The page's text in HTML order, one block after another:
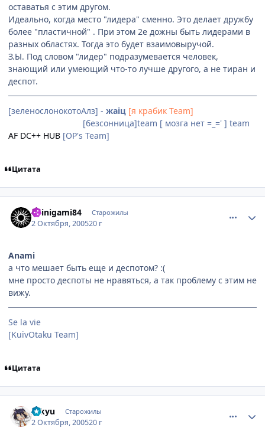
оставатья с этим другом.
Идеально, когда место "лидера" сменно. Это делает дружбу
более "пластичной" . При этом 2е дожны быть лидерами в
разных областях. Тогда это будет взаимовыручой.
З.Ы. Под словом "лидер" подразумевается человек,
знающий или умеющий что-то лучше другого, а не тиран и
деспот.
[зеленослонокотоАлз] - жаiц [я крабик Team]
[безсонница]team [ мозга нет =_=' ] team
AF DC++ HUB [OP's Team]
Цитата
Shinigami84 Старожилы
2 Октября, 200520 г
Anami
а что мешает быть еще и деспотом? :(
мне просто деспоты не нравяться, а так проблему с этим не
вижу.
Se la vie
[KuivOtaku Team]
Цитата
Ikkyu Старожилы
2 Октября, 200520 г